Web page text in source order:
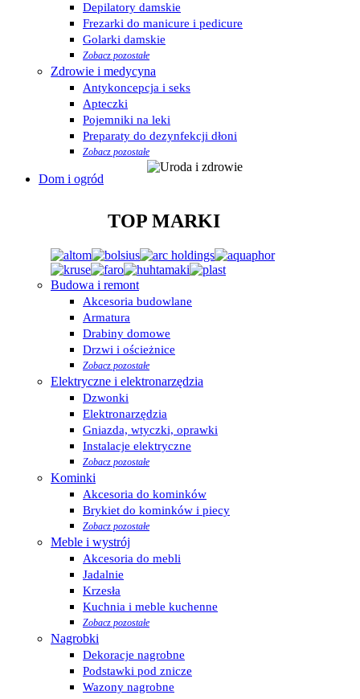
Depilatory damskie
Frezarki do manicure i pedicure
Golarki damskie
Zobacz pozostałe
Zdrowie i medycyna
Antykoncepcja i seks
Apteczki
Pojemniki na leki
Preparaty do dezynfekcji dłoni
Zobacz pozostałe
Dom i ogród
TOP MARKI
Budowa i remont
Akcesoria budowlane
Armatura
Drabiny domowe
Drzwi i ościeżnice
Zobacz pozostałe
Elektryczne i elektronarzędzia
Dzwonki
Elektronarzędzia
Gniazda, wtyczki, oprawki
Instalacje elektryczne
Zobacz pozostałe
Kominki
Akcesoria do kominków
Brykiet do kominków i piecy
Zobacz pozostałe
Meble i wystrój
Akcesoria do mebli
Jadalnie
Krzesła
Kuchnia i meble kuchenne
Zobacz pozostałe
Nagrobki
Dekoracje nagrobne
Podstawki pod znicze
Wazony nagrobne